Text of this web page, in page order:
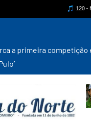
competição estadual